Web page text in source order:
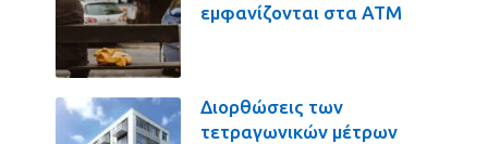
εμφανίζονται στα ΑΤΜ
Διορθώσεις των
τετραγωνικών μέτρων